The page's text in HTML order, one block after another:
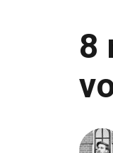
›
›
8